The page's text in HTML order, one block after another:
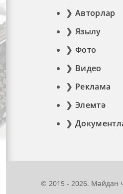
Авторлар
Язылу
Фото
Видео
Реклама
Элемтә
© 2015 - 2026. Мәйдан